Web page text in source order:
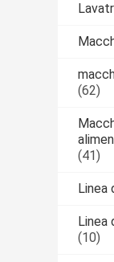
(62)
(41)
Linea
Linea
(10)